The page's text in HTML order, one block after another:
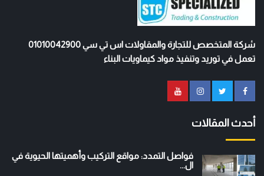
شركة المتخصص للتجارة والمقاولات اس تي سي 01010042900
تعمل في توريد وتنفيذ مواد كيماويات البناء
أحدث المقالات
فواصل التمدد: مواقع التركيب وأهميتها الحيوية في
ال...